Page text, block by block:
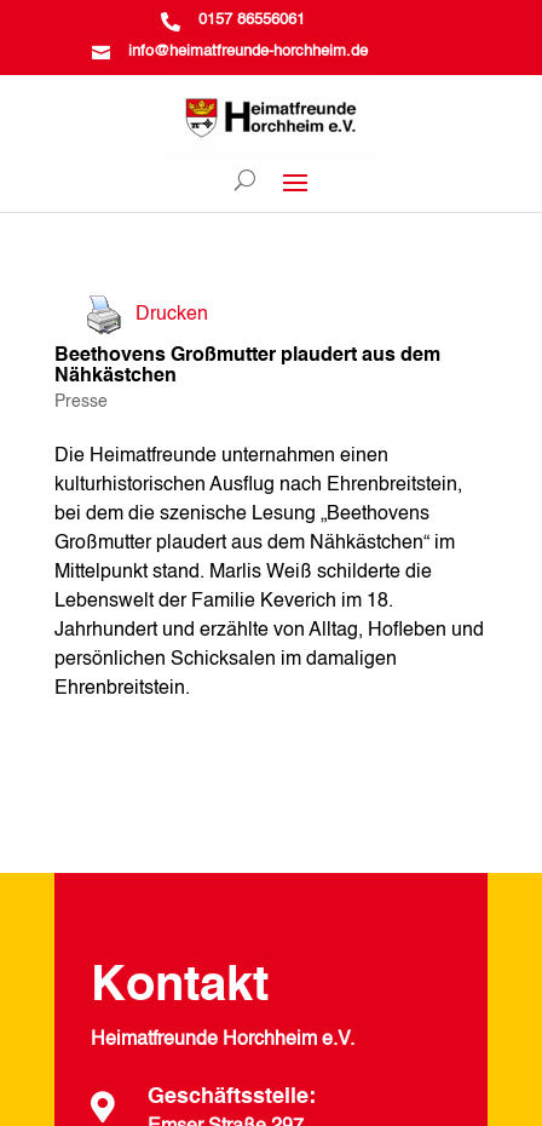
 0157 86556061
 info@heimatfreunde-horchheim.de
Drucken
Beethovens Großmutter plaudert aus dem
Nähkästchen
Presse
Die Heimatfreunde unternahmen einen
kulturhistorischen Ausflug nach Ehrenbreitstein,
bei dem die szenische Lesung „Beethovens
Großmutter plaudert aus dem Nähkästchen“ im
Mittelpunkt stand. Marlis Weiß schilderte die
Lebenswelt der Familie Keverich im 18.
Jahrhundert und erzählte von Alltag, Hofleben und
persönlichen Schicksalen im damaligen
Ehrenbreitstein.
Kontakt
Heimatfreunde Horchheim e.V.
 Geschäftsstelle: